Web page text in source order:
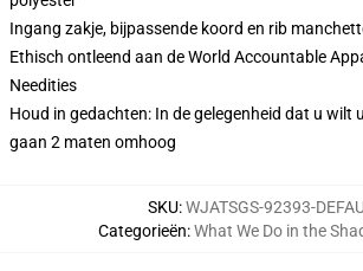
Ingang zakje, bijpassende koord en rib
Ethisch ontleend aan de World Accountable
Needities
Houd in gedachten: In de gelegenheid dat u wilt
gaan 2 maten omhoog
SKU:WJATSGS-92393-
Categorieën:What We Do in the